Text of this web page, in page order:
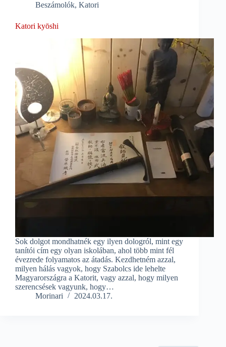
Beszámolók, Katori
Katori kyōshi
Sok dolgot mondhatnék egy ilyen dologról, mint egy
tanítói cím egy olyan iskolában, ahol több mint fél
évezrede folyamatos az átadás. Kezdhetném azzal,
milyen hálás vagyok, hogy Szabolcs ide lehelte
Magyarországra a Katorit, vagy azzal, hogy milyen
szerencsések vagyunk, hogy…
Morinari
2024.03.17.